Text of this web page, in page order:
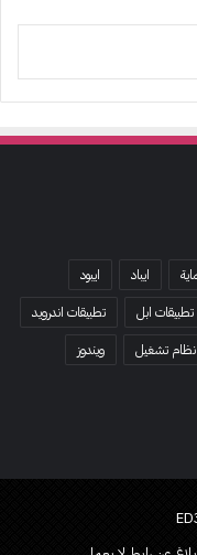
ايباد
ايبود
تطبيقات ابل
تطبيقات اندرويد
نظام تشغيل ويندوز